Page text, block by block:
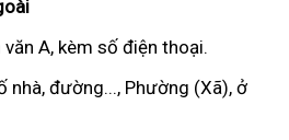
văn A, kèm số điện thoại.
nhà, đường..., Phường (Xã), ở